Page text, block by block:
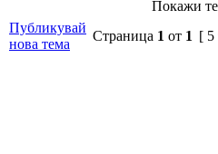
Покажи
Публикувай
нова тема
Страница 1 от 1 [ 5